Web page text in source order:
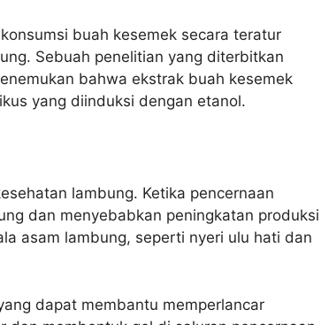
buah kesemek secara teratur
Sebuah penelitian yang diterbitkan
bahwa ekstrak buah kesemek
yang diinduksi dengan etanol.
lambung. Ketika pencernaan
dan menyebabkan peningkatan produksi
asam lambung, seperti nyeri ulu hati dan
dapat membantu memperlancar